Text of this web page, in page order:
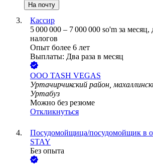
На почту
Кассир
5 000 000 – 7 000 000 so'm за месяц,
налогов
Опыт более 6 лет
Выплаты: Два раза в месяц
ООО TASH VEGAS
Уртачирчикский район,
Уртабуз
Можно без резюме
Откликнуться
Посудомойщица/посудомойщик в
STAY
Без опыта